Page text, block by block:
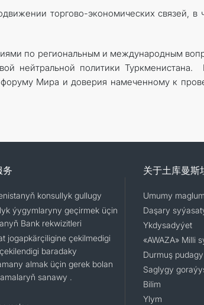
торгово-экономических связей, в
по региональным и международным
нейтральной политики Туркменистана.
Мира и доверия намеченному к
务
konsullyk gullugy
ýygymlaryny geçirmek üçin
Bank rekwizitleri
jogapkärçiligine çekilmedigi
baradaky
almak üçin gerek bolan
sanawy .
关于土库曼斯
Umumy
Daşary
Ykdysadyýet
«AWAZA» Milli
Durmuş pudagy
Saglygy
Bilim
Ylym